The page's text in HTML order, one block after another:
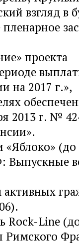
взгляд в
проекта
на 2017 г.»,
2013 г. №
«Яблоко» (до
Выпускные
Rock-Line